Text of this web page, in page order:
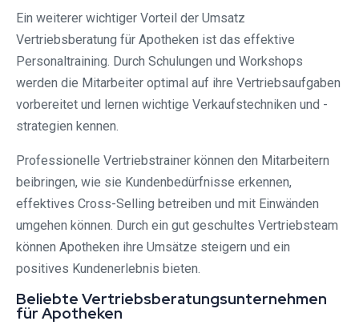
Ein weiterer wichtiger Vorteil der Umsatz
Vertriebsberatung für Apotheken ist das effektive
Personaltraining. Durch Schulungen und Workshops
werden die Mitarbeiter optimal auf ihre Vertriebsaufgaben
vorbereitet und lernen wichtige Verkaufstechniken und -
strategien kennen.
Professionelle Vertriebstrainer können den Mitarbeitern
beibringen, wie sie Kundenbedürfnisse erkennen,
effektives Cross-Selling betreiben und mit Einwänden
umgehen können. Durch ein gut geschultes Vertriebsteam
können Apotheken ihre Umsätze steigern und ein
positives Kundenerlebnis bieten.
Beliebte Vertriebsberatungsunternehmen
für Apotheken